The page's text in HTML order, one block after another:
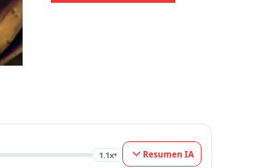
1.1x▾ Resumen IA